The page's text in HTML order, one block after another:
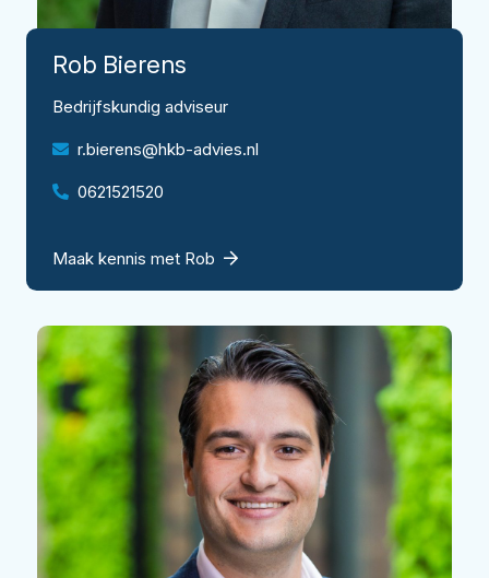
Rob Bierens
Bedrijfskundig adviseur
r.bierens@hkb-advies.nl
0621521520
Maak kennis met Rob